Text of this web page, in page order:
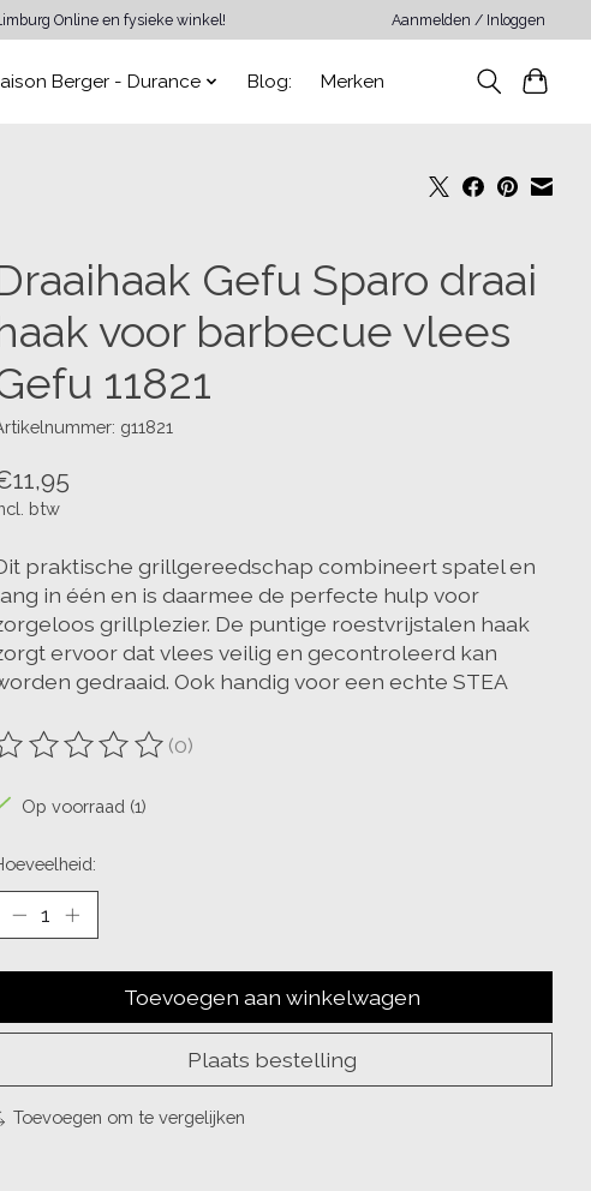
Online en fysieke winkel! Aanmelden / Inloggen
Berger - Durance Blog: Merken
Gefu Sparo draai
voor barbecue vlees
11821
g11821
btw
praktische grillgereedschap combineert spatel en
in één en is daarmee de perfecte hulp voor
grillplezier. De puntige roestvrijstalen haak
ervoor dat vlees veilig en gecontroleerd kan
gedraaid. Ook handig voor een echte STEA
De beoordeling van dit product is
(0)
Op voorraad (1)
Toevoegen aan winkelwagen
Plaats bestelling
Toevoegen om te vergelijken